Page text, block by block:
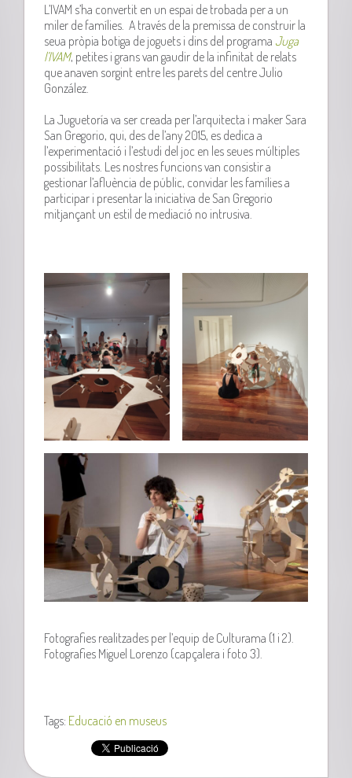
L’IVAM s’ha convertit en un espai de trobada per a un
miler de famílies. A través de la premissa de construir la
seua pròpia botiga de joguets i dins del programa Juga
l’IVAM, petites i grans van gaudir de la infinitat de relats
que anaven sorgint entre les parets del centre Julio
González.
La Juguetoría va ser creada per l’arquitecta i maker Sara
San Gregorio, qui, des de l’any 2015, es dedica a
l’experimentació i l’estudi del joc en les seues múltiples
possibilitats. Les nostres funcions van consistir a
gestionar l’afluència de públic, convidar les famílies a
participar i presentar la iniciativa de San Gregorio
mitjançant un estil de mediació no intrusiva.
Fotografies realitzades per l’equip de Culturama (1 i 2).
Fotografies Miguel Lorenzo (capçalera i foto 3).
Tags: Educació en museus